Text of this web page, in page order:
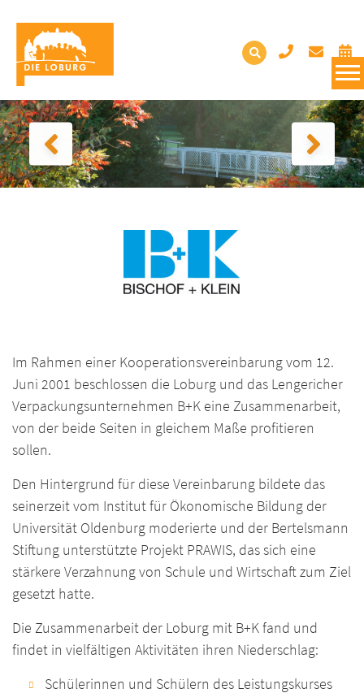
Im Rahmen einer Kooperationsvereinbarung vom 12.
Juni 2001 beschlossen die Loburg und das Lengericher
Verpackungsunternehmen B+K eine Zusammenarbeit,
von der beide Seiten in gleichem Maße profitieren
sollen.
Den Hintergrund für diese Vereinbarung bildete das
seinerzeit vom Institut für Ökonomische Bildung der
Universität Oldenburg moderierte und der Bertelsmann
Stiftung unterstützte Projekt PRAWIS, das sich eine
stärkere Verzahnung von Schule und Wirtschaft zum Ziel
gesetzt hatte.
Die Zusammenarbeit der Loburg mit B+K fand und
findet in vielfältigen Aktivitäten ihren Niederschlag:
Schülerinnen und Schülern des Leistungskurses